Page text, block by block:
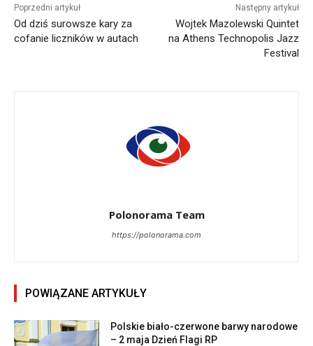
Poprzedni artykuł
Od dziś surowsze kary za
cofanie liczników w autach
Następny artykuł
Wojtek Mazolewski Quintet
na Athens Technopolis Jazz
Festival
Polonorama Team
https://polonorama.com
POWIĄZANE ARTYKUŁY
Polskie biało-czerwone barwy narodowe
– 2 maja Dzień Flagi RP